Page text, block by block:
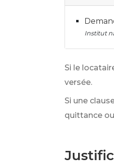
Institut
Si le
versée.
Si une
quittance